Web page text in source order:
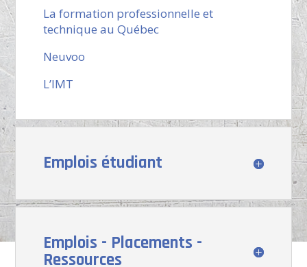
La formation professionnelle et
technique au Québec
Neuvoo
L’IMT
Emplois étudiant
Emplois - Placements -
Ressources